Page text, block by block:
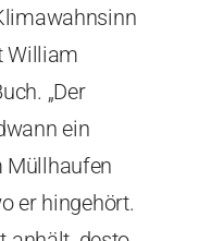
William
„Der
ein
Müllhaufen
er hingehört.